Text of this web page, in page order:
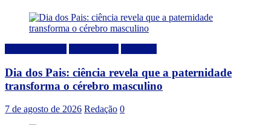
Dia dos Pais: ciência revela que a paternidade
transforma o cérebro masculino
7 de agosto de 2026 Redação 0